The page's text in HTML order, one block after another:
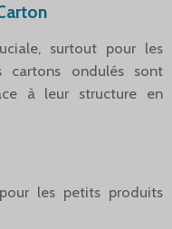
surtout pour les
cartons ondulés sont
à leur structure en
les petits produits